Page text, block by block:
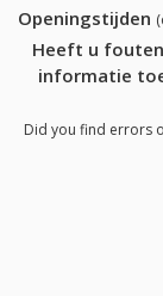
Openingstijden
Heeft u
informatie
Did you find errors